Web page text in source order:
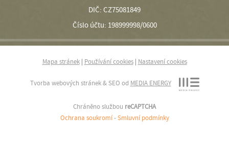
DIČ: CZ75081849
Číslo účtu: 198999998/0600
Mapa stránek| Používání cookies| Nastavení cookies
Tvorba webových stránek & SEO od MEDIA ENERGY
Chráněno službou reCAPTCHA
Ochrana soukromí -Smluvní podmínky